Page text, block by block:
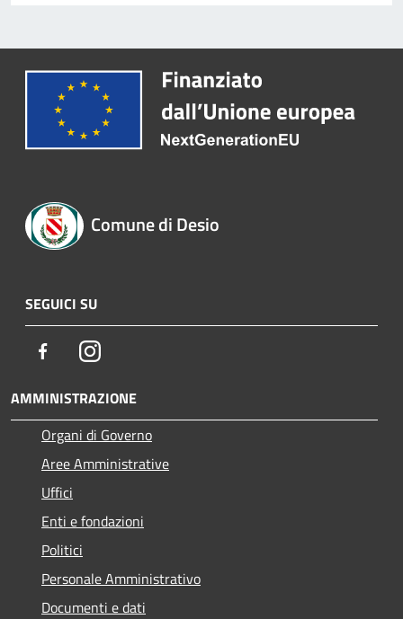
Comune di Desio
SEGUICI SU
FacebookInstagram
AMMINISTRAZIONE
Organi di Governo
Aree Amministrative
Uffici
Enti e fondazioni
Politici
Personale Amministrativo
Documenti e dati